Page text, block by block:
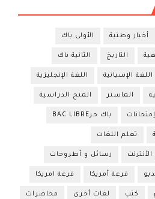
أخبار وطنية الأولى باك
التاريخ الثانية باك
اللغة الإسبانية اللغة الإنجليزية
الماستر المنح الدراسية
إمتحانات باك حرBAC LIBRE
تعلم اللغات
رسائل و أطروحات
قرعة أمريكا قرعة امريكا
كتب لغات أخرى محاضرات